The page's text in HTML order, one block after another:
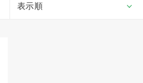
表示順